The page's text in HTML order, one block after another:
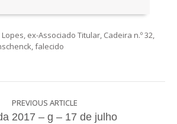
ex-Associado Titular, Cadeira n.º 32,
falecido
PREVIOUS ARTICLE
2017 – g – 17 de julho